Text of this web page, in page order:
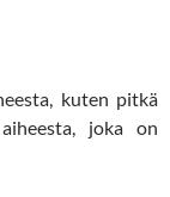
kuten pitkä
joka on